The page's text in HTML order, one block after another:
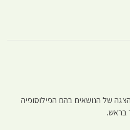
של הנושאים בהם הפילוסופיה
בראש.